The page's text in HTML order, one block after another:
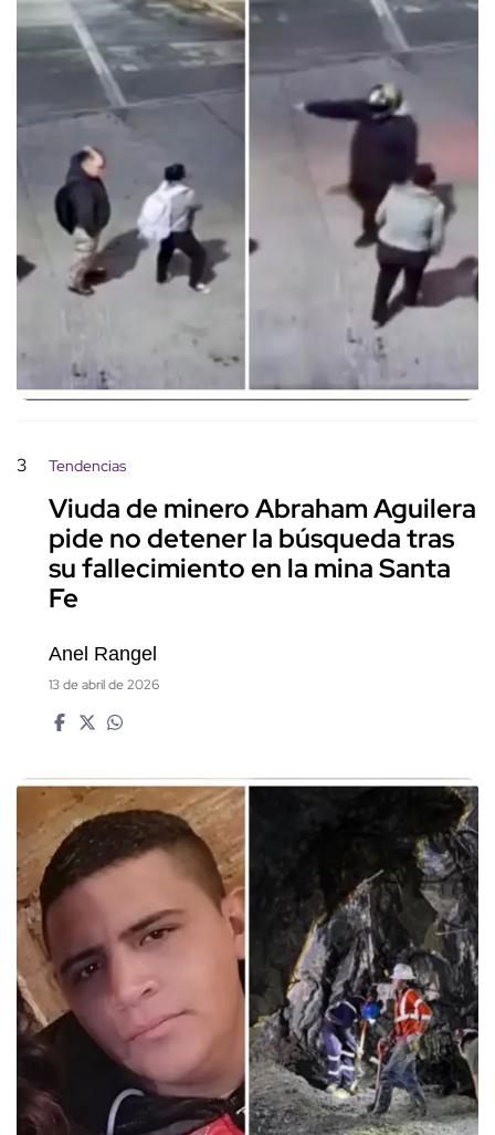
3 Tendencias
Viuda de minero Abraham Aguilera
pide no detener la búsqueda tras
su fallecimiento en la mina Santa
Fe
Anel Rangel
13 de abril de 2026